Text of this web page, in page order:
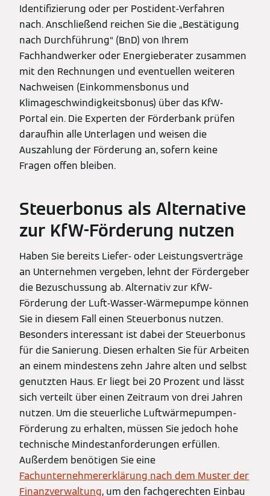
Identifizierung oder per Postident-Verfahren
nach. Anschließend reichen Sie die „Bestätigung
nach Durch­führung“ (BnD) von Ihrem
Fachhandwerker oder Energieberater zusammen
mit den Rechnungen und eventuellen weiteren
Nachweisen (Einkommensbonus und
Klimageschwindigkeitsbonus) über das KfW-
Portal ein. Die Experten der Förderbank prüfen
daraufhin alle Unterlagen und weisen die
Auszahlung der Förderung an, sofern keine
Fragen offen bleiben.
Steuerbonus als Alternative
zur KfW-Förderung nutzen
Haben Sie bereits Liefer- oder Leistungsverträge
an Unternehmen vergeben, lehnt der Fördergeber
die Bezuschussung ab. Alternativ zur KfW-
Förderung der Luft-Wasser-Wärmepumpe können
Sie in diesem Fall einen Steuerbonus nutzen.
Besonders interessant ist dabei der Steuerbonus
für die Sanierung. Diesen erhalten Sie für Arbeiten
an einem mindestens zehn Jahre alten und selbst
genutzten Haus. Er liegt bei 20 Prozent und lässt
sich verteilt über einen Zeitraum von drei Jahren
nutzen. Um die steuerliche Luftwärmepumpen-
Förderung zu erhalten, müssen Sie jedoch hohe
technische Mindestanforderungen erfüllen.
Außerdem benötigen Sie eine
Fachunternehmererklärung nach dem Muster der
Finanzverwaltung, um den fachgerechten Einbau